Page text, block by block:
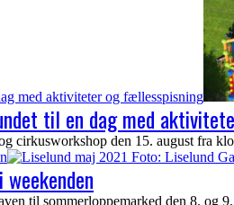
med aktiviteter og fællesspisning
til en dag med
cirkusworkshop den 15. august fra
til sommerloppemarked den 8.